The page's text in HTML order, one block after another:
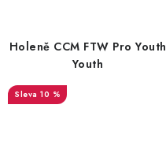
Holeně CCM FTW Pro Youth
Youth
10 %